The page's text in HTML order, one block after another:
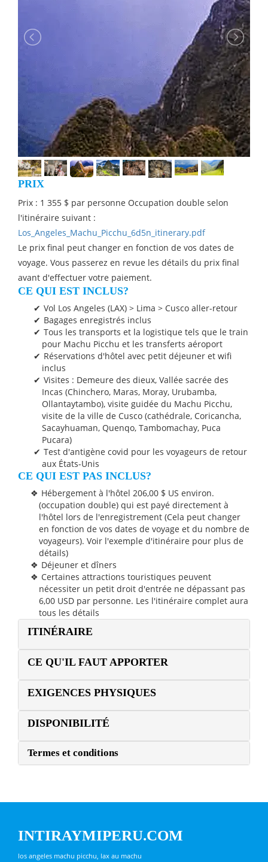
PRIX
Prix : 1 355 $ par personne Occupation double selon
l'itinéraire suivant :
Los_Angeles_Machu_Picchu_6d5n_itinerary.pdf
Le prix final peut changer en fonction de vos dates de
voyage. Vous passerez en revue les détails du prix final
avant d'effectuer votre paiement.
CE QUI EST INCLUS?
Vol Los Angeles (LAX) > Lima > Cusco aller-retour
Bagages enregistrés inclus
Tous les transports et la logistique tels que le train
pour Machu Picchu et les transferts aéroport
Réservations d'hôtel avec petit déjeuner et wifi
inclus
Visites : Demeure des dieux, Vallée sacrée des
Incas (Chinchero, Maras, Moray, Urubamba,
Ollantaytambo), visite guidée du Machu Picchu,
visite de la ville de Cusco (cathédrale, Coricancha,
Sacayhuaman, Quenqo, Tambomachay, Puca
Pucara)
Test d'antigène covid pour les voyageurs de retour
aux États-Unis
CE QUI EST PAS INCLUS?
Hébergement à l'hôtel 206,00 $ US environ.
(occupation double) qui est payé directement à
l'hôtel lors de l'enregistrement (Cela peut changer
en fonction de vos dates de voyage et du nombre de
voyageurs). Voir l'exemple d'itinéraire pour plus de
détails)
Déjeuner et dîners
Certaines attractions touristiques peuvent
nécessiter un petit droit d'entrée ne dépassant pas
6,00 USD par personne. Les l'itinéraire complet aura
tous les détails
ITINÉRAIRE
CE QU'IL FAUT APPORTER
EXIGENCES PHYSIQUES
DISPONIBILITÉ
Termes et conditions
INTIRAYMIPERU.COM
los angeles machu picchu, lax au machu